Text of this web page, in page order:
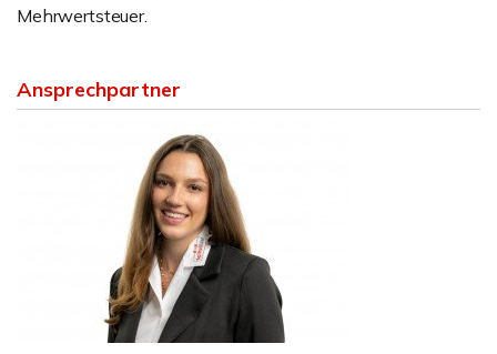
Mehrwertsteuer.
Ansprechpartner